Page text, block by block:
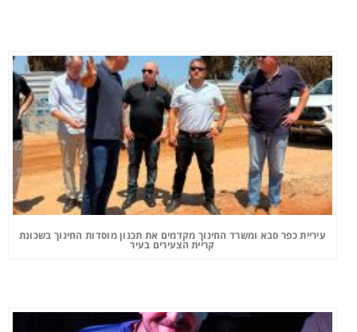
עיריית כפר סבא ומשרד החינוך מקדמים את תכנון מוסדות החינוך בשכונת
קריית הצעירים בעיר